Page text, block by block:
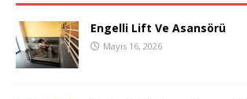
Engelli Lift Ve Asansörü
Mayıs 16, 2026